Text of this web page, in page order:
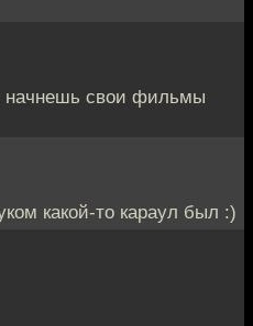
начнешь свои фильмы
какой-то караул был :)